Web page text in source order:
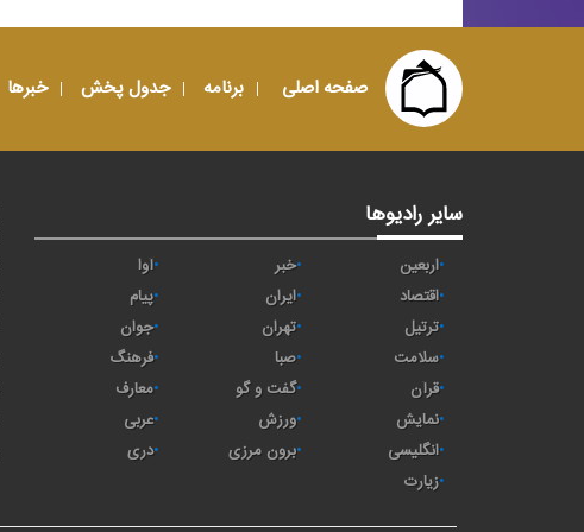
صفحه اصلی برنامه جدول پخش خبرها
سایر رادیوها
اربعین خبر
آوا
اقتصاد
ايران
پیام
ترتیل
تهران
جوان
سلامت
صبا
فرهنگ
قرآن
گفت و گو
معارف
نمایش
ورزش
عربی
انگلیسی
برون مرزی
دری
زیارت